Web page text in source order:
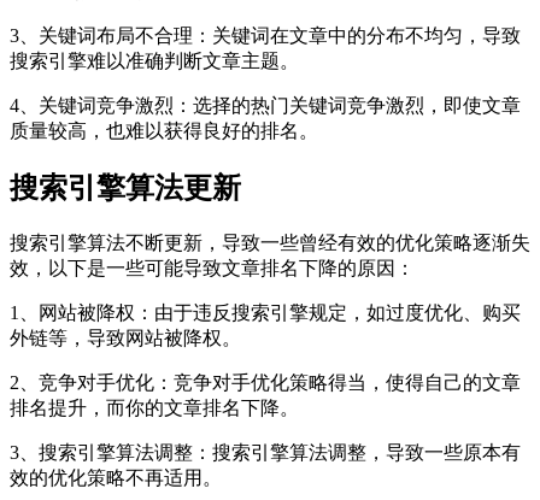
3、关键词布局不合理：关键词在文章中的分布不均匀，导致
搜索引擎难以准确判断文章主题。
4、关键词竞争激烈：选择的热门关键词竞争激烈，即使文章
质量较高，也难以获得良好的排名。
搜索引擎算法更新
搜索引擎算法不断更新，导致一些曾经有效的优化策略逐渐失
效，以下是一些可能导致文章排名下降的原因：
1、网站被降权：由于违反搜索引擎规定，如过度优化、购买
外链等，导致网站被降权。
2、竞争对手优化：竞争对手优化策略得当，使得自己的文章
排名提升，而你的文章排名下降。
3、搜索引擎算法调整：搜索引擎算法调整，导致一些原本有
效的优化策略不再适用。